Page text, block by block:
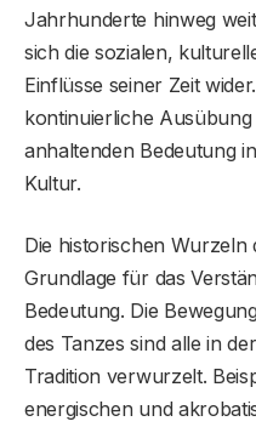
Jahrhunderte hinweg
sich die sozialen,
Einflüsse seiner Zeit
kontinuierliche
anhaltenden Bedeutung
Kultur.
Die historischen Wurzeln
Grundlage für das
Bedeutung. Die
des Tanzes sind alle in
Tradition verwurzelt.
energischen und